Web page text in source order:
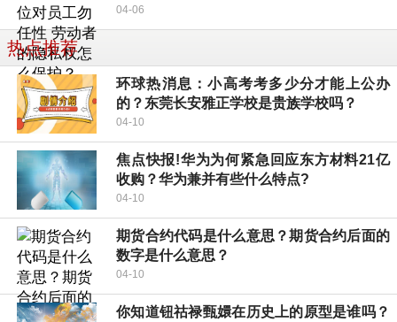
04-06
热点推荐
环球热消息：小高考考多少分才能上公办
的？东莞长安雅正学校是贵族学校吗？
04-10
焦点快报!华为为何紧急回应东方材料21亿
收购？华为兼并有些什么特点?
04-10
期货合约代码是什么意思？期货合约后面的
数字是什么意思？
04-10
你知道钮祜禄甄嬛在历史上的原型是谁吗？